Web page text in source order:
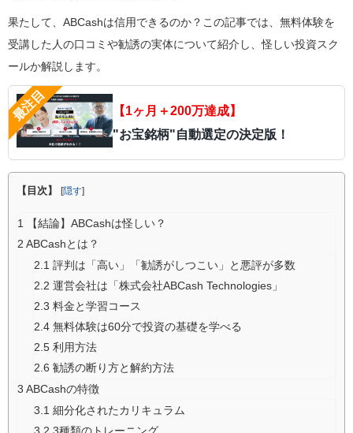
果たして、ABCashは信用できるのか？この記事では、無料体験を
受講した人の口コミや勧誘の実体について紹介し、怪しい投資スク
ールか解説します。
【1ヶ月＋200万達成】
"お宝銘柄"自動選定の決定版！
【目次】 [隠す]
1
【結論】ABCashは怪しい？
2 ABCashとは？
2.1 評判は「高い」「勧誘がしつこい」と悪評が多数
2.2 運営会社は「株式会社ABCash Technologies」
2.3 料金と学習コース
2.4無料体験は60分で投資の基礎を学べる
2.5利用方法
2.6 勧誘の断り方と解約方法
3 ABCashの特徴
3.1 細分化されたカリキュラム
3.2 3種類のトレーニング